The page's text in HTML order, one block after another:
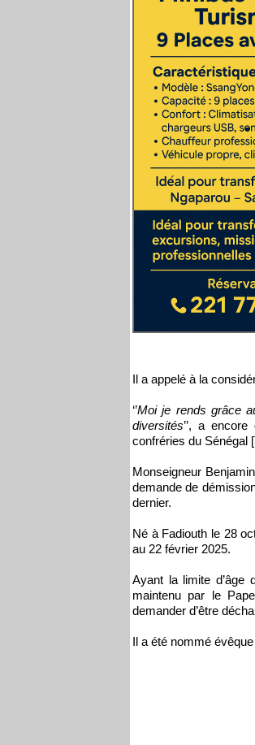
Il a appelé à la
‘’Moi je rends grâce
diversités’’, a
confréries du Sénégal
Monseigneur
demande de
dernier.
Né à Fadiouth le 28
au 22 février 2025.
Ayant la limite d’âge
maintenu par le
demander d’être
Il a été nommé